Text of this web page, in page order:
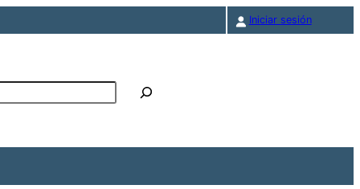
Iniciar sesión